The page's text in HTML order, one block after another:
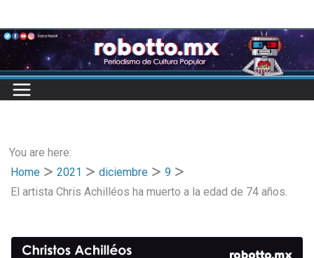
to
content
You are here:
Home
2021 diciembre
9
El artista Chris Achilléos ha muerto a la edad de 74 años.